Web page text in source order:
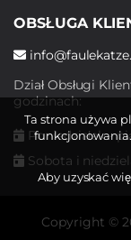
OBSŁUGA
Dział Obsługi
godzinach:
Poniedziałek -
Sobota i
Copyright ©
Ta strona używa
Aby uzyskać